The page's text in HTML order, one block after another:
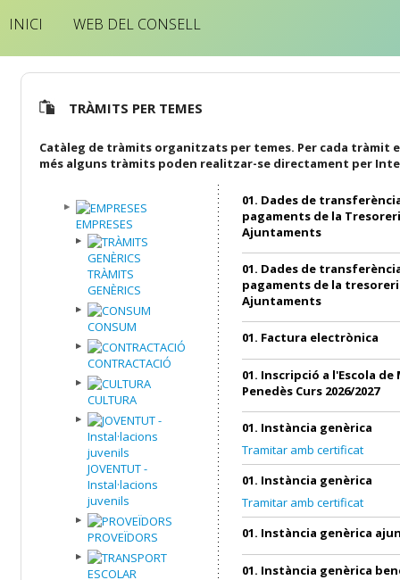
INICI WEB DEL CONSELL
TRÀMITS PER TEMES
Catàleg de tràmits organitzats per temes. Per cada tràmit
més alguns tràmits poden realitzar-se directament per
EMPRESES
TRÀMITS
GENÈRICS
CONSUM
CONTRACTACIÓ
CULTURA
JOVENTUT -
Instal·lacions
juvenils
PROVEÏDORS
01. Dades de
pagaments de la
Ajuntaments
01. Dades de
pagaments de la
Ajuntaments
01. Factura electrònica
01. Inscripció a l'Escola
Penedès Curs 2026/2027
01. Instància genèrica
Tramitar amb certificat
01. Instància genèrica
Tramitar amb certificat
01. Instància genèrica
01. Instància genèrica